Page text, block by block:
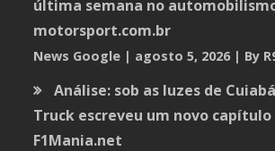
última semana no
motorsport.com.br
News Google agosto 5, 2026 By
Análise: sob as luzes de
Truck escreveu um novo capítulo
F1Mania.net